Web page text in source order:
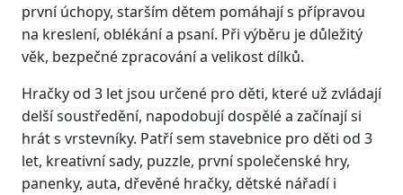
první úchopy, starším dětem pomáhají s přípravou
na kreslení, oblékání a psaní. Při výběru je důležitý
věk, bezpečné zpracování a velikost dílků.
Hračky od 3 let jsou určené pro děti, které už zvládají
delší soustředění, napodobují dospělé a začínají si
hrát s vrstevníky. Patří sem stavebnice pro děti od 3
let, kreativní sady, puzzle, první společenské hry,
panenky, auta, dřevěné hračky, dětské nářadí i